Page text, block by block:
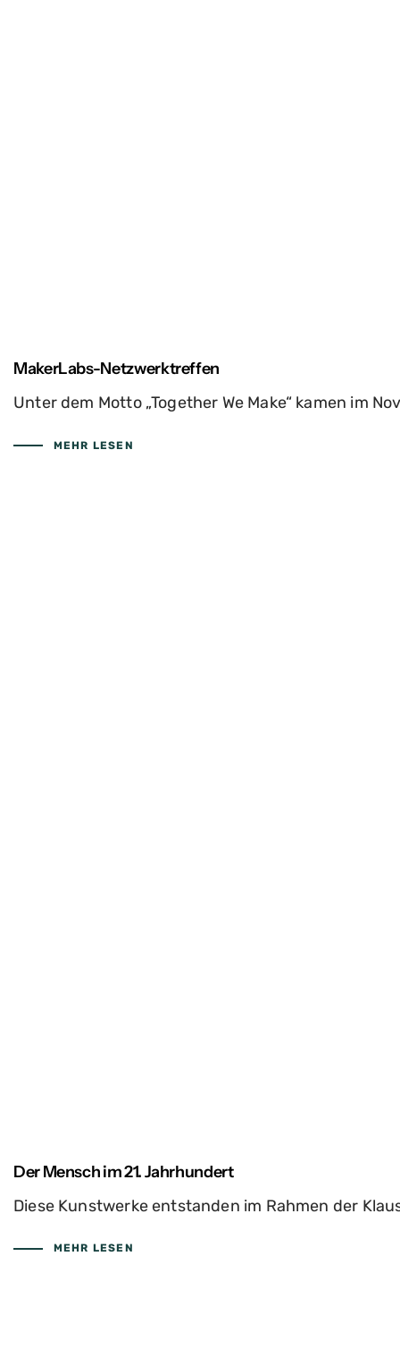
MakerLabs-Netzwerktreffen
Unter dem Motto „Together We Make“ kamen im
MEHR LESEN
Der Mensch im 21. Jahrhundert
Diese Kunstwerke entstanden im Rahmen der
MEHR LESEN